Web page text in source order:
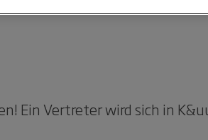
Ein Vertreter wird sich in